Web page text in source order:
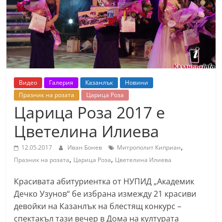
т
К
а
з
а
н
л
к
и
о
б
л
а
с
т
Видео Галерия Казанлък
Новини
Празник на розата
Царица Роза
Царица Роза 2017 е
Цветелина Илиева
12.05.2017 Иван Бонев Митрополит Киприан,
Празник на розата, Царица Роза, Цветелина Илиева
Красивата абитуриентка от НУПИД „Академик
Дечко Узунов“ бе избрана измежду 21 красиви
девойки на Казанлък на блестящ конкурс –
спектакъл тази вечер в Дома на културата